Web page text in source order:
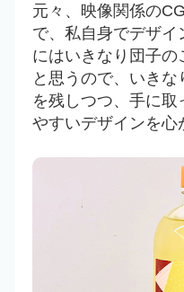
元々、映像関係の
で、私自身でデザイ
にはいきなり団子の
と思うので、いきな
を残しつつ、手に
やすいデザインを心